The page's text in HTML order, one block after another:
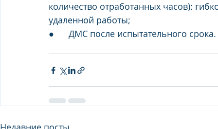
количество отработанных часов):
удаленной работы;
●      ДМС после испытательного срока.